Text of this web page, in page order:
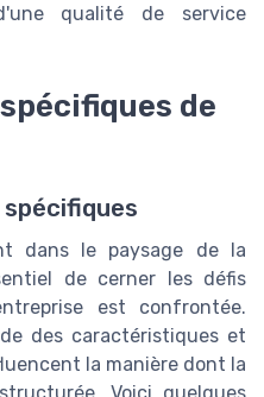
qualité de service
de
dans le paysage de la
de cerner les défis
est confrontée.
des caractéristiques et
la manière dont la